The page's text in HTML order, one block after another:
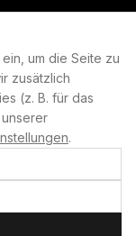
um die Seite zu
zusätzlich
(z. B. für das
.